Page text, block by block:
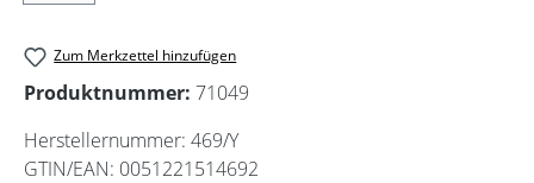
Zum Merkzettel hinzufügen
Produktnummer: 71049
Herstellernummer: 469/Y
GTIN/EAN: 0051221514692